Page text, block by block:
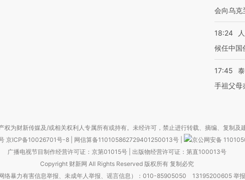
会向乌克
18:24
候任中国
17:45
手祖父母
权为财新传媒及/或相关权利人专属所有或持有。未经许可，禁止进行转载、摘编、复制及
京ICP备10026701号-8 网信算备110105862729401250013号
京公网安备
广播电视节目制作经营许可证：京第01015号| 出版物经营许可证：第直100013号
Copyright 财新网 All Rights Reserved 版权所有 复制必究
络暴力有害信息举报、未成年人举报、谣言信息）：010-85905050 13195200605 举